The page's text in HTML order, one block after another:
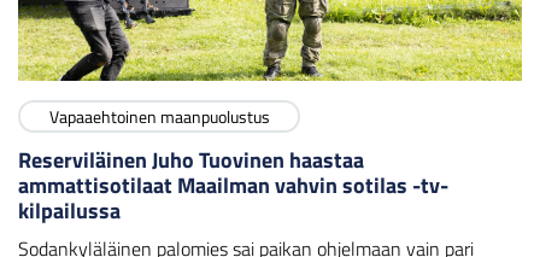
Vapaaehtoinen maanpuolustus
Reserviläinen Juho Tuovinen haastaa
ammattisotilaat Maailman vahvin sotilas -tv-
kilpailussa
Sodankyläläinen palomies sai paikan ohjelmaan vain pari